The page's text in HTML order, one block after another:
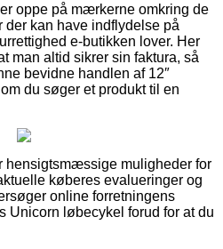
oppe på mærkerne omkring de
kan have indflydelse på
e-butikken lover. Her
man altid sikrer sin faktura, så
bevidne handlen af 12″
du søger et produkt til en
hensigtsmæssige muligheder for
køberes evalueringer og
online forretningens
Unicorn løbecykel forud for at du